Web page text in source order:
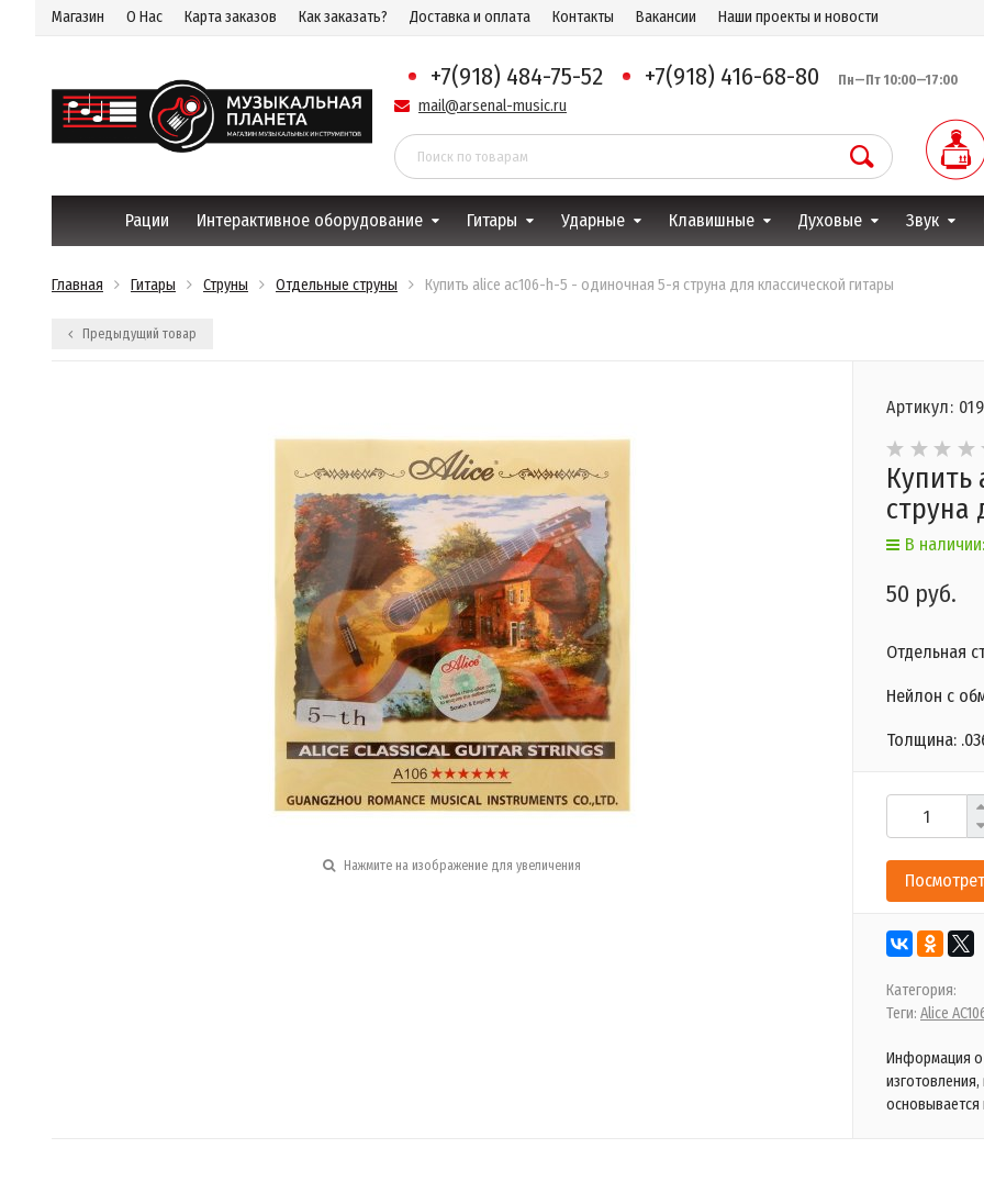
Магазин О Нас Карта заказов Как заказать? Доставка и оплата Контакты Вакансии Наши проекты и новости
+7(918) 484-75-52 +7(918) 416-68-80 Пн—Пт 10:00—17:00
mail@arsenal-music.ru
Рации Интерактивное оборудование Гитары Ударные Клавишные Духовые Звук
Главная Гитары Струны Отдельные струны Купить alice ac106-h-5 - одиночная 5-я струна для классической гитары
Предыдущий товар
Нажмите на изображение для увеличения
Артикул:
Купить
струна
В
50 руб.
Отдельная
Нейлон с
Толщина:
Категория:
Теги: Alice
Информация о
основывается